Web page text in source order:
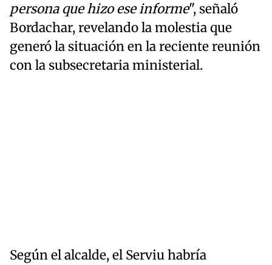
persona que hizo ese informe", señaló
Bordachar, revelando la molestia que
generó la situación en la reciente reunión
con la subsecretaria ministerial.
Según el alcalde, el Serviu habría